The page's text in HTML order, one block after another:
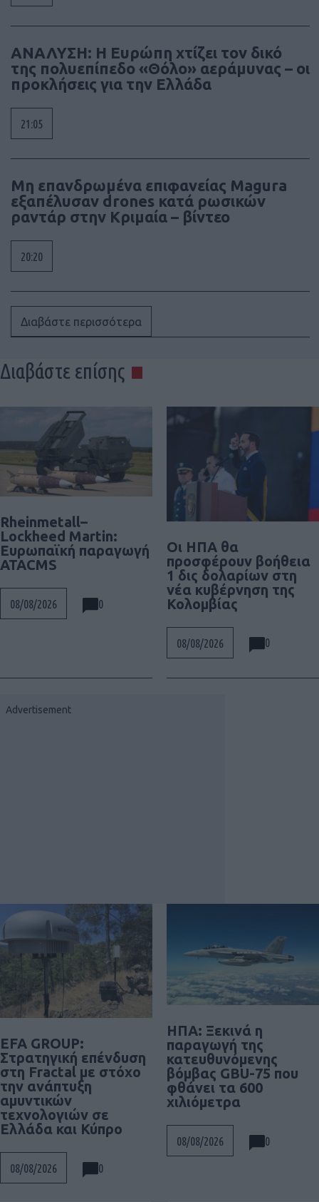
ΑΝΑΛΥΣΗ: Η Ευρώπη χτίζει τον δικό
της πολυεπίπεδο «Θόλο» αεράμυνας – οι
προκλήσεις για την Ελλάδα
21:05
Μη επανδρωμένα επιφανείας Magura
εξαπέλυσαν drones κατά ρωσικών
ραντάρ στην Κριμαία – βίντεο
20:20
Διαβάστε περισσότερα
Διαβάστε επίσης
Rheinmetall–
Lockheed Martin:
Ευρωπαϊκή παραγωγή
ATACMS
08/08/2026 0
Οι ΗΠΑ θα
προσφέρουν βοήθεια
1 δις δολαρίων στη
νέα κυβέρνηση της
Κολομβίας
08/08/2026 0
EFA GROUP:
Στρατηγική επένδυση
στη Fractal με στόχο
την ανάπτυξη
αμυντικών
τεχνολογιών σε
Ελλάδα και Κύπρο
08/08/2026 0
ΗΠΑ: Ξεκινά η
παραγωγή της
κατευθυνόμενης
βόμβας GBU-75 που
φθάνει τα 600
χιλιόμετρα
08/08/2026 0